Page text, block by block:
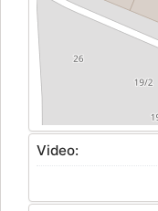
Video: